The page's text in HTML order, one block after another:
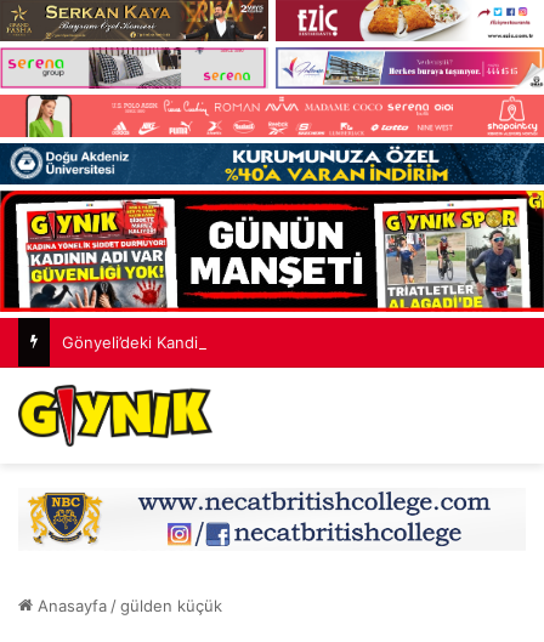
Gönyeli’deki Kandilli Sokak yeni çehreye kavuştu
Anasayfa /gülden küçük